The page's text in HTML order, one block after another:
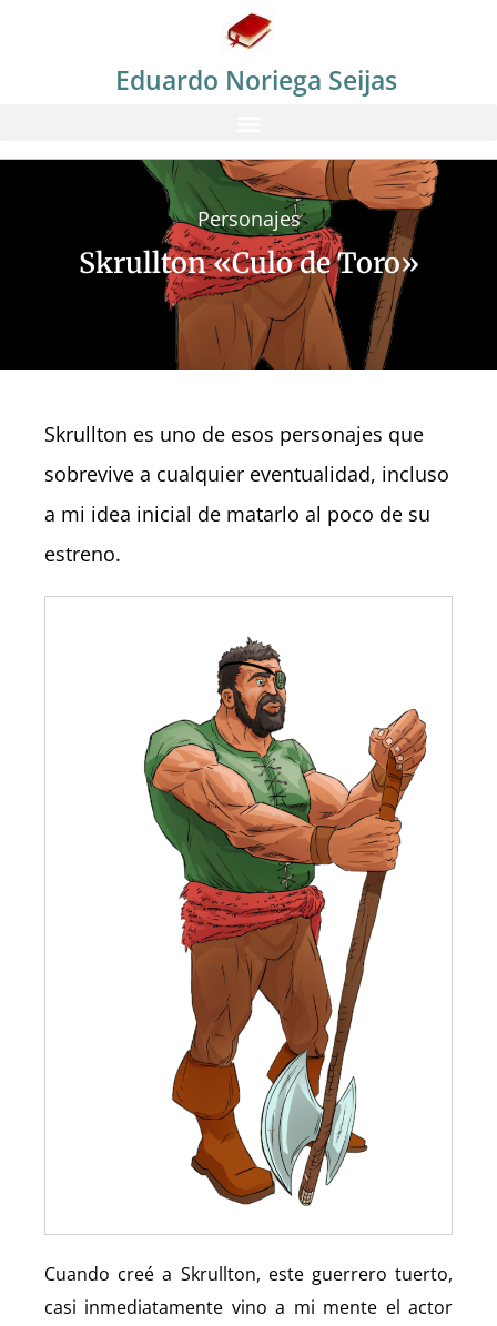
Eduardo Noriega Seijas
Personajes
Skrullton «Culo de Toro»
Skrullton es uno de esos personajes que
sobrevive a cualquier eventualidad, incluso
a mi idea inicial de matarlo al poco de su
estreno.
Cuando creé a Skrullton, este guerrero tuerto,
casi inmediatamente vino a mi mente el actor